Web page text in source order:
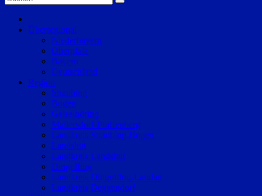
Überregional
Niederbayern
Oberpfalz
Bayern
Deutschland
Region
Straubing
Bogen
Geiselhöring
Mallersdorf-Pfaffenberg
Landkreis Straubing-Bogen
Landshut
Landkreis Landshut
Dingolfing
Landkreis Dingolfing-Landau
Landkreis Deggendorf